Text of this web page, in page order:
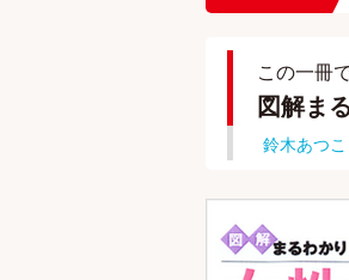
この一冊
図解ま
鈴木あつこ